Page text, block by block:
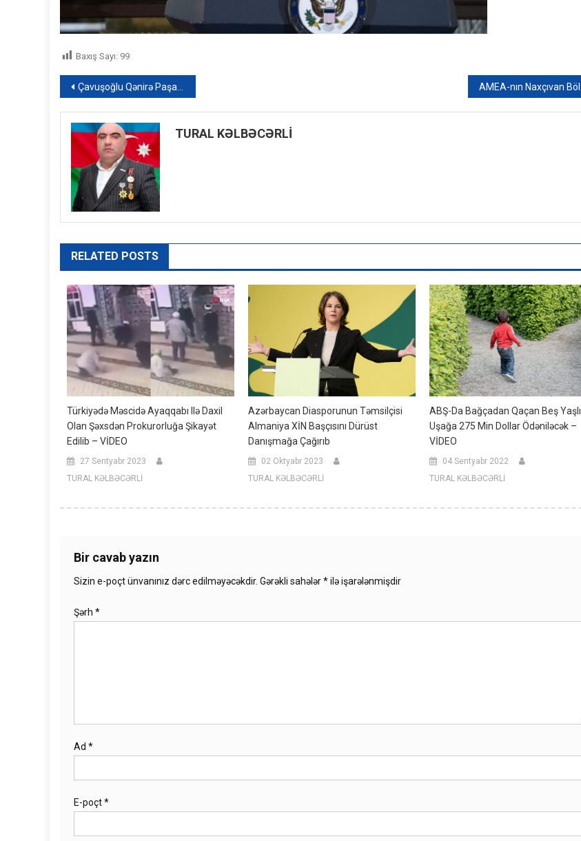
Baxış Sayı: 99
Yazı
naviqasiyası
Çavuşoğlu Qənirə Paşayevadan yazdı – FOTO
TURAL KƏLBƏCƏRLİ
RELATED POSTS
Türkiyədə Məscidə Ayaqqabı Ilə Daxil
Olan Şəxsdən Prokurorluğa Şikayət
Edilib – VİDEO
27 Sentyabr 2023
TURAL KƏLBƏCƏRLİ
Azərbaycan Diasporunun Təmsilçisi
Almaniya XİN Başçısını Dürüst
Danışmağa Çağırıb
02 Oktyabr 2023
TURAL KƏLBƏCƏRLİ
ABŞ-Da Bağçadan Qaçan Beş Yaşlı
Uşağa 275 Min Dollar Ödəniləcək –
VİDEO
04 Sentyabr 2022
TURAL KƏLBƏCƏRLİ
Bir cavab yazın
Sizin e-poçt ünvanınız dərc edilməyəcəkdir. Gərəkli sahələr*ilə işarələnmişdir
Şərh *
Ad *
E-poçt*